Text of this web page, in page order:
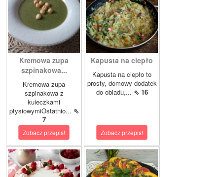
Kremowa zupa
szpinakowa...
Kremowa zupa
szpinakowa z
kuleczkami
ptysiowymiOstatnio... ⇖
7
Zobacz przepis!
Kapusta na ciepło
Kapusta na ciepło to
prosty, domowy dodatek
do obiadu,... ⇖ 16
Zobacz przepis!